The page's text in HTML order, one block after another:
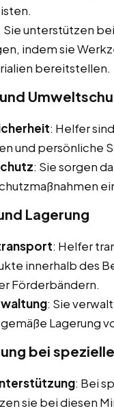
Sie unterstützen
indem sie
bereitstellen.
: Helfer
und persönliche
: Sie sorgen
Lagerung
: Helfer
innerhalb des
Förderbändern.
: Sie
Lagerung
bei
: Bei
sie bei diesen